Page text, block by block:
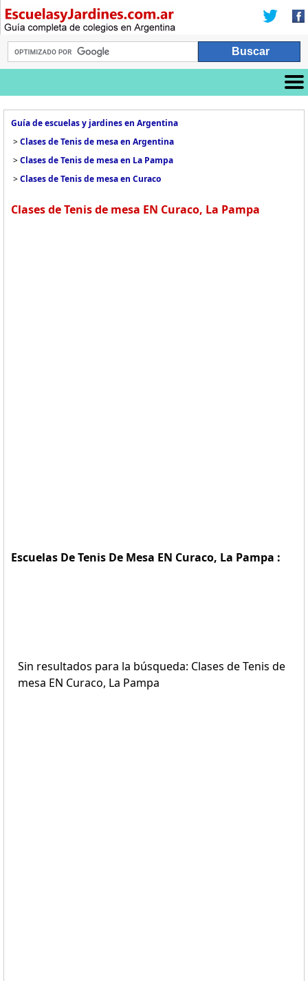
Guía de escuelas y jardines en Argentina
>Clases de Tenis de mesa en Argentina
>Clases de Tenis de mesa en La Pampa
>Clases de Tenis de mesa en Curaco
Clases de Tenis de mesa EN Curaco, La Pampa
Escuelas De Tenis De Mesa EN Curaco, La Pampa :
Sin resultados para la búsqueda: Clases de Tenis de
mesa EN Curaco, La Pampa